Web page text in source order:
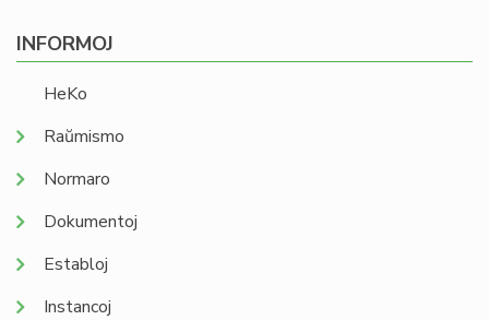
INFORMOJ
HeKo
Raŭmismo
Normaro
Dokumentoj
Establoj
Instancoj